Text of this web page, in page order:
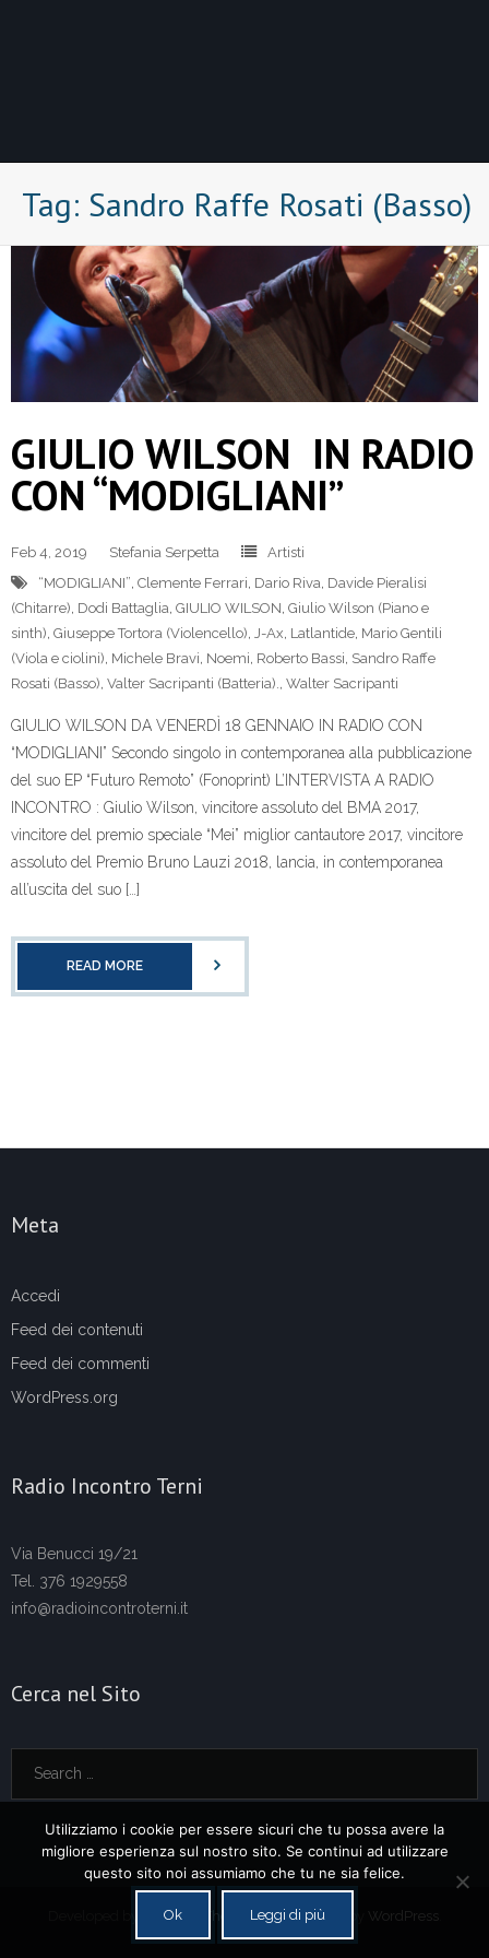
Tag: Sandro Raffe Rosati (Basso)
GIULIO WILSON IN RADIO
CON “MODIGLIANI”
Feb 4, 2019 Stefania Serpetta
Artisti
“MODIGLIANI” Clemente Ferrari Dario Riva Davide Pieralisi
(Chitarre) Dodi Battaglia GIULIO WILSON Giulio Wilson (Piano e
sinth) Giuseppe Tortora (Violencello) J-Ax Latlantide Mario Gentili
(Viola e ciolini) Michele Bravi Noemi Roberto Bassi Sandro Raffe
Rosati (Basso) Valter Sacripanti (Batteria). Walter Sacripanti
GIULIO WILSON DA VENERDÌ 18 GENNAIO IN RADIO CON
“MODIGLIANI” Secondo singolo in contemporanea alla pubblicazione
del suo EP “Futuro Remoto” (Fonoprint) L’INTERVISTA A RADIO
INCONTRO : Giulio Wilson, vincitore assoluto del BMA 2017,
vincitore del premio speciale “Mei” miglior cantautore 2017, vincitore
assoluto del Premio Bruno Lauzi 2018, lancia, in contemporanea
all’uscita del suo […]
READ MORE
Meta
Accedi
Feed dei contenuti
Feed dei commenti
WordPress.org
Radio Incontro Terni
Via Benucci 19/21
Tel. 376 1929558
info@radioincontroterni.it
Cerca nel Sito
Think Up Themes Ltd. Powered by WordPress
Utilizziamo i cookie per essere sicuri che tu possa avere la
migliore esperienza sul nostro sito. Se continui ad utilizzare
questo sito noi assumiamo che tu ne sia felice.
Ok Leggi di più